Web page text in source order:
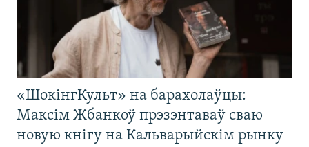
«ШокінгКульт» на барахолаўцы:
Максім Жбанкоў прэзэнтаваў сваю
новую кнігу на Кальварыйскім рынку